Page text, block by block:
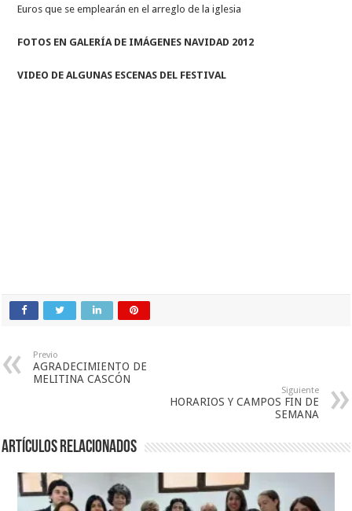
Euros que se emplearán en el arreglo de la iglesia
FOTOS EN GALERÍA DE IMÁGENES NAVIDAD 2012
VIDEO DE ALGUNAS ESCENAS DEL FESTIVAL
Previo
AGRADECIMIENTO DE
MELITINA CASCÓN
Siguiente
HORARIOS Y CAMPOS FIN DE
SEMANA
Artículos relacionados